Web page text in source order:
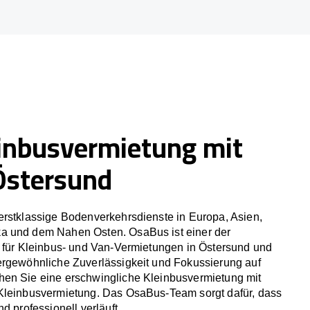
mit
Bodenverkehrsdienste in Europa, Asien,
und dem Nahen Osten. OsaBus ist einer der
Kleinbus- und Van-Vermietungen in Östersund und
Zuverlässigkeit und Fokussierung auf
Sie eine erschwingliche Kleinbusvermietung mit
Das OsaBus-Team sorgt dafür, dass